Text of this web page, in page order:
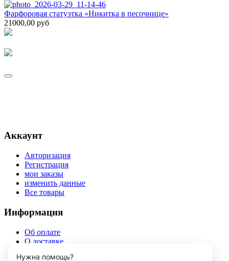
Фарфоровая статуэтка «Никитка в песочнице»
21000,00 руб
Аккаунт
Авторизация
Регистрация
мои заказы
изменить данные
Все товары
Информация
Об оплате
О доставке
Нужна помощь?